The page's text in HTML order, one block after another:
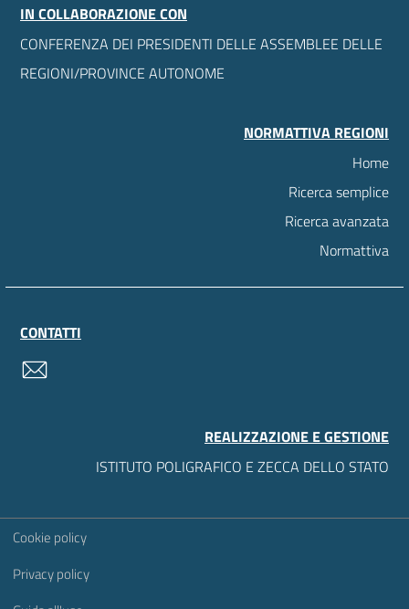
IN COLLABORAZIONE CON
CONFERENZA DEI PRESIDENTI DELLE ASSEMBLEE DELLE
REGIONI/PROVINCE AUTONOME
NORMATTIVA REGIONI
Home
Ricerca semplice
Ricerca avanzata
Normattiva
CONTATTI
REALIZZAZIONE E GESTIONE
ISTITUTO POLIGRAFICO E ZECCA DELLO STATO
Sezione Link Utili
Cookie policy
Privacy policy